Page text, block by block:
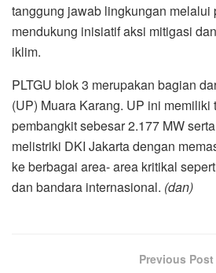
tanggung jawab lingkungan melalui
mendukung inisiatif aksi mitigasi
iklim.
PLTGU blok 3 merupakan bagian
(UP) Muara Karang. UP ini memiliki
pembangkit sebesar 2.177 MW
melistriki DKI Jakarta dengan
ke berbagai area- area kritikal
dan bandara internasional. (dan)
Previous Post